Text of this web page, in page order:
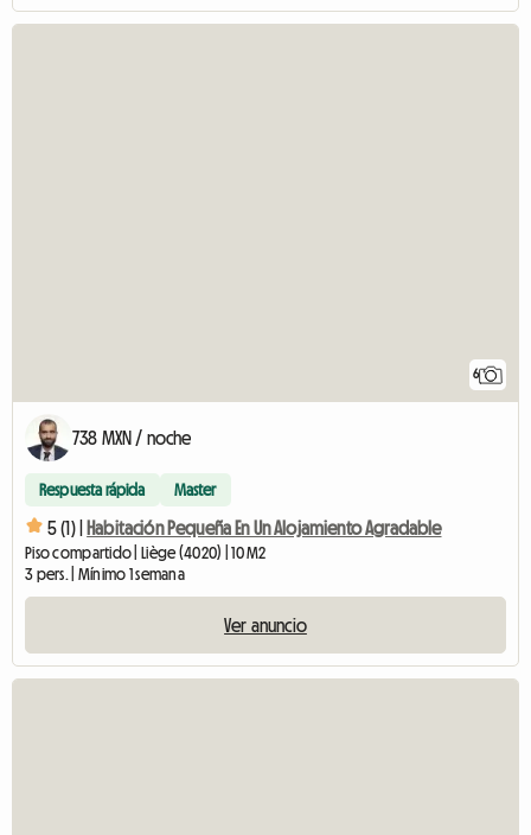
6
738 MXN / noche
Respuesta rápida Master
5 (1) | Habitación Pequeña En Un Alojamiento Agradable
Piso compartido | Liège (4020) | 10 M2
3 pers. | Mínimo 1 semana
Ver anuncio